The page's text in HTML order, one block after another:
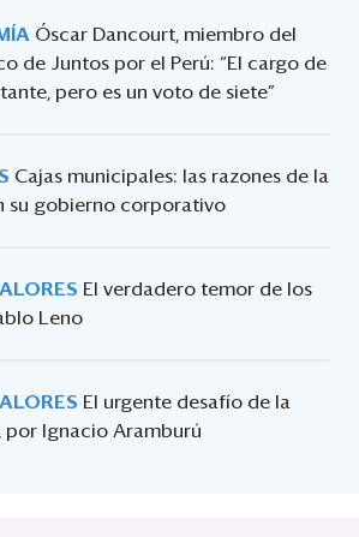
Óscar Dancourt, miembro del
de Juntos por el Perú: “El cargo de
pero es un voto de siete”
Cajas municipales: las razones de la
su gobierno corporativo
El verdadero temor de los
Leno
El urgente desafío de la
por Ignacio Aramburú